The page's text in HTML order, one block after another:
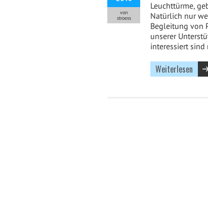
von
stroess
Leuchttürme,
Natürlich nur
Begleitung von
unserer
interessiert sind
Weiterlesen